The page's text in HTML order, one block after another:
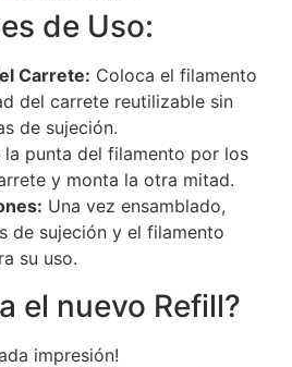
de Uso:
Carrete: Coloca el filamento
del carrete reutilizable sin
de sujeción.
la punta del filamento por los
y monta la otra mitad.
Una vez ensamblado,
de sujeción y el filamento
su uso.
el nuevo Refill?
impresión!